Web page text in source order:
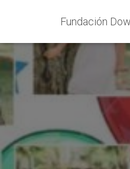
Fundación